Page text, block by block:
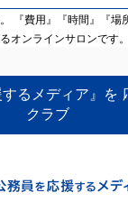
『費用』『時間』『場
オンラインサロンです。
するメディア』を
クラブ